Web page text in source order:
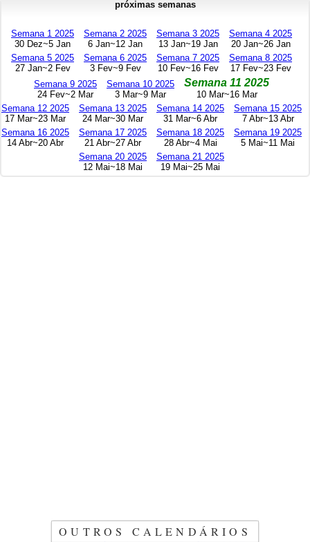
próximas semanas
Semana 1 2025
30 Dez~5 Jan
Semana 2 2025
6 Jan~12 Jan
Semana 3 2025
13 Jan~19 Jan
Semana 4 2025
20 Jan~26 Jan
Semana 5 2025
27 Jan~2 Fev
Semana 6 2025
3 Fev~9 Fev
Semana 7 2025
10 Fev~16 Fev
Semana 8 2025
17 Fev~23 Fev
Semana 9 2025
24 Fev~2 Mar
Semana 10 2025
3 Mar~9 Mar
Semana 11 2025
10 Mar~16 Mar
Semana 12 2025
17 Mar~23 Mar
Semana 13 2025
24 Mar~30 Mar
Semana 14 2025
31 Mar~6 Abr
Semana 15 2025
7 Abr~13 Abr
Semana 16 2025
14 Abr~20 Abr
Semana 17 2025
21 Abr~27 Abr
Semana 18 2025
28 Abr~4 Mai
Semana 19 2025
5 Mai~11 Mai
Semana 20 2025
12 Mai~18 Mai
Semana 21 2025
19 Mai~25 Mai
OUTROS CALENDÁRIOS